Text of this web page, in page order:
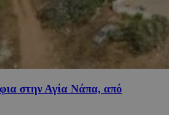
στην Αγία Νάπα, από